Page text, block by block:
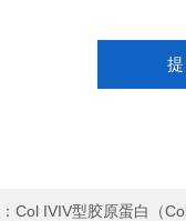
Col IVIV型胶原蛋白（